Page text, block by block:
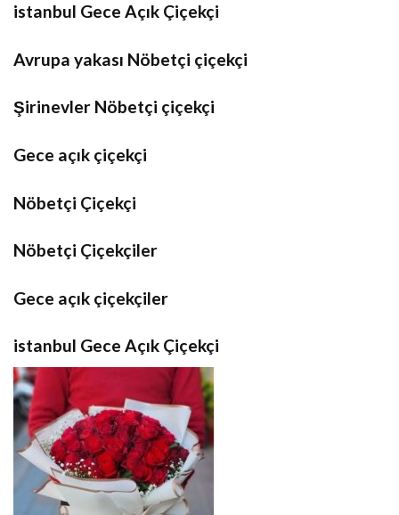
istanbul Gece Açık Çiçekçi
Avrupa yakası Nöbetçi çiçekçi
Şirinevler Nöbetçi çiçekçi
Gece açık çiçekçi
Nöbetçi Çiçekçi
Nöbetçi Çiçekçiler
Gece açık çiçekçiler
istanbul Gece Açık Çiçekçi